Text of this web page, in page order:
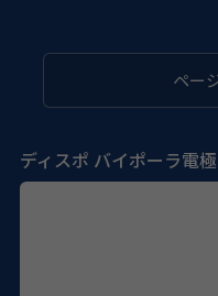
ペー
ディスポ バイポーラ電